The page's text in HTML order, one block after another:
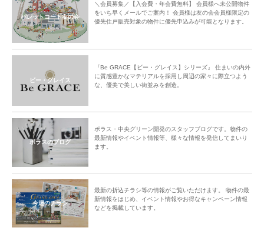
パレットコート友の会
＼会員募集／【入会費・年会費無料】 会員様へ未公開物件
をいち早くメールでご案内！ 会員様は友の会会員様限定の
優先住戸販売対象の物件に優先申込みが可能となります。
ビー・グレイス
『Be GRACE【ビー・グレイス】シリーズ』 住まいの内外
に質感豊かなマテリアルを採用し周辺の家々に際立つよう
な、優美で美しい街並みを創造。
ポラスのブログ
ポラス・中央グリーン開発のスタッフブログです。物件の
最新情報やイベント情報等、様々な情報を発信してまいり
ます。
今週のチラシ
最新の折込チラシ等の情報がご覧いただけます。 物件の最
新情報をはじめ、イベント情報やお得なキャンペーン情報
などを掲載しています。